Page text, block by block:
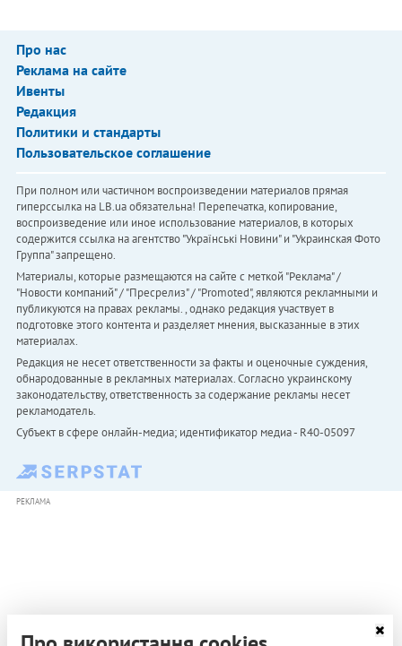
Про нас
Реклама на сайте
Ивенты
Редакция
Политики и стандарты
Пользовательское соглашение
При полном или частичном воспроизведении материалов прямая
гиперссылка на LB.ua обязательна! Перепечатка, копирование,
воспроизведение или иное использование материалов, в которых
содержится ссылка на агентство "Українськi Новини" и "Украинская Фото
Группа" запрещено.
Материалы, которые размещаются на сайте с меткой "Реклама" /
"Новости компаний" / "Пресрелиз" / "Promoted", являются рекламными и
публикуются на правах рекламы. , однако редакция участвует в
подготовке этого контента и разделяет мнения, высказанные в этих
материалах.
Редакция не несет ответственности за факты и оценочные суждения,
обнародованные в рекламных материалах. Согласно украинскому
законодательству, ответственность за содержание рекламы несет
рекламодатель.
Субъект в сфере онлайн-медиа; идентификатор медиа - R40-05097
РЕКЛАМА